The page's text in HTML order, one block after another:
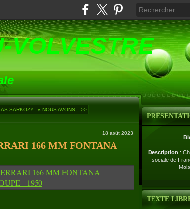
VOLVESTRE
SARKOZY : « NOUS AVONS... >>
18 août 2023
166 MM FONTANA
Description :
sociale de
TEXTE